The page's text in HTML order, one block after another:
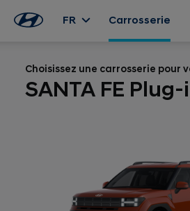
FR Carrosserie
Choisissez une carrosserie pour
SANTA FE